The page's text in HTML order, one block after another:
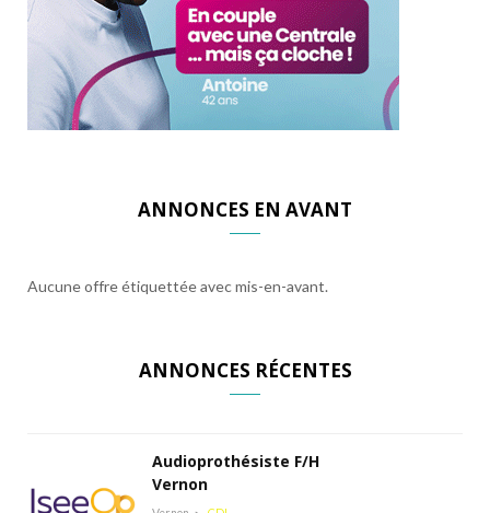
ANNONCES EN AVANT
Aucune offre étiquettée avec mis-en-avant.
ANNONCES RÉCENTES
Audioprothésiste F/H
Vernon